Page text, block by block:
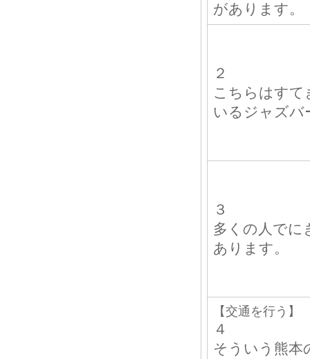
があります。
２
こちらはすて
いるジャズバ
３
多くの人でに
あります。
【交通を行う】
４
そういう熊本